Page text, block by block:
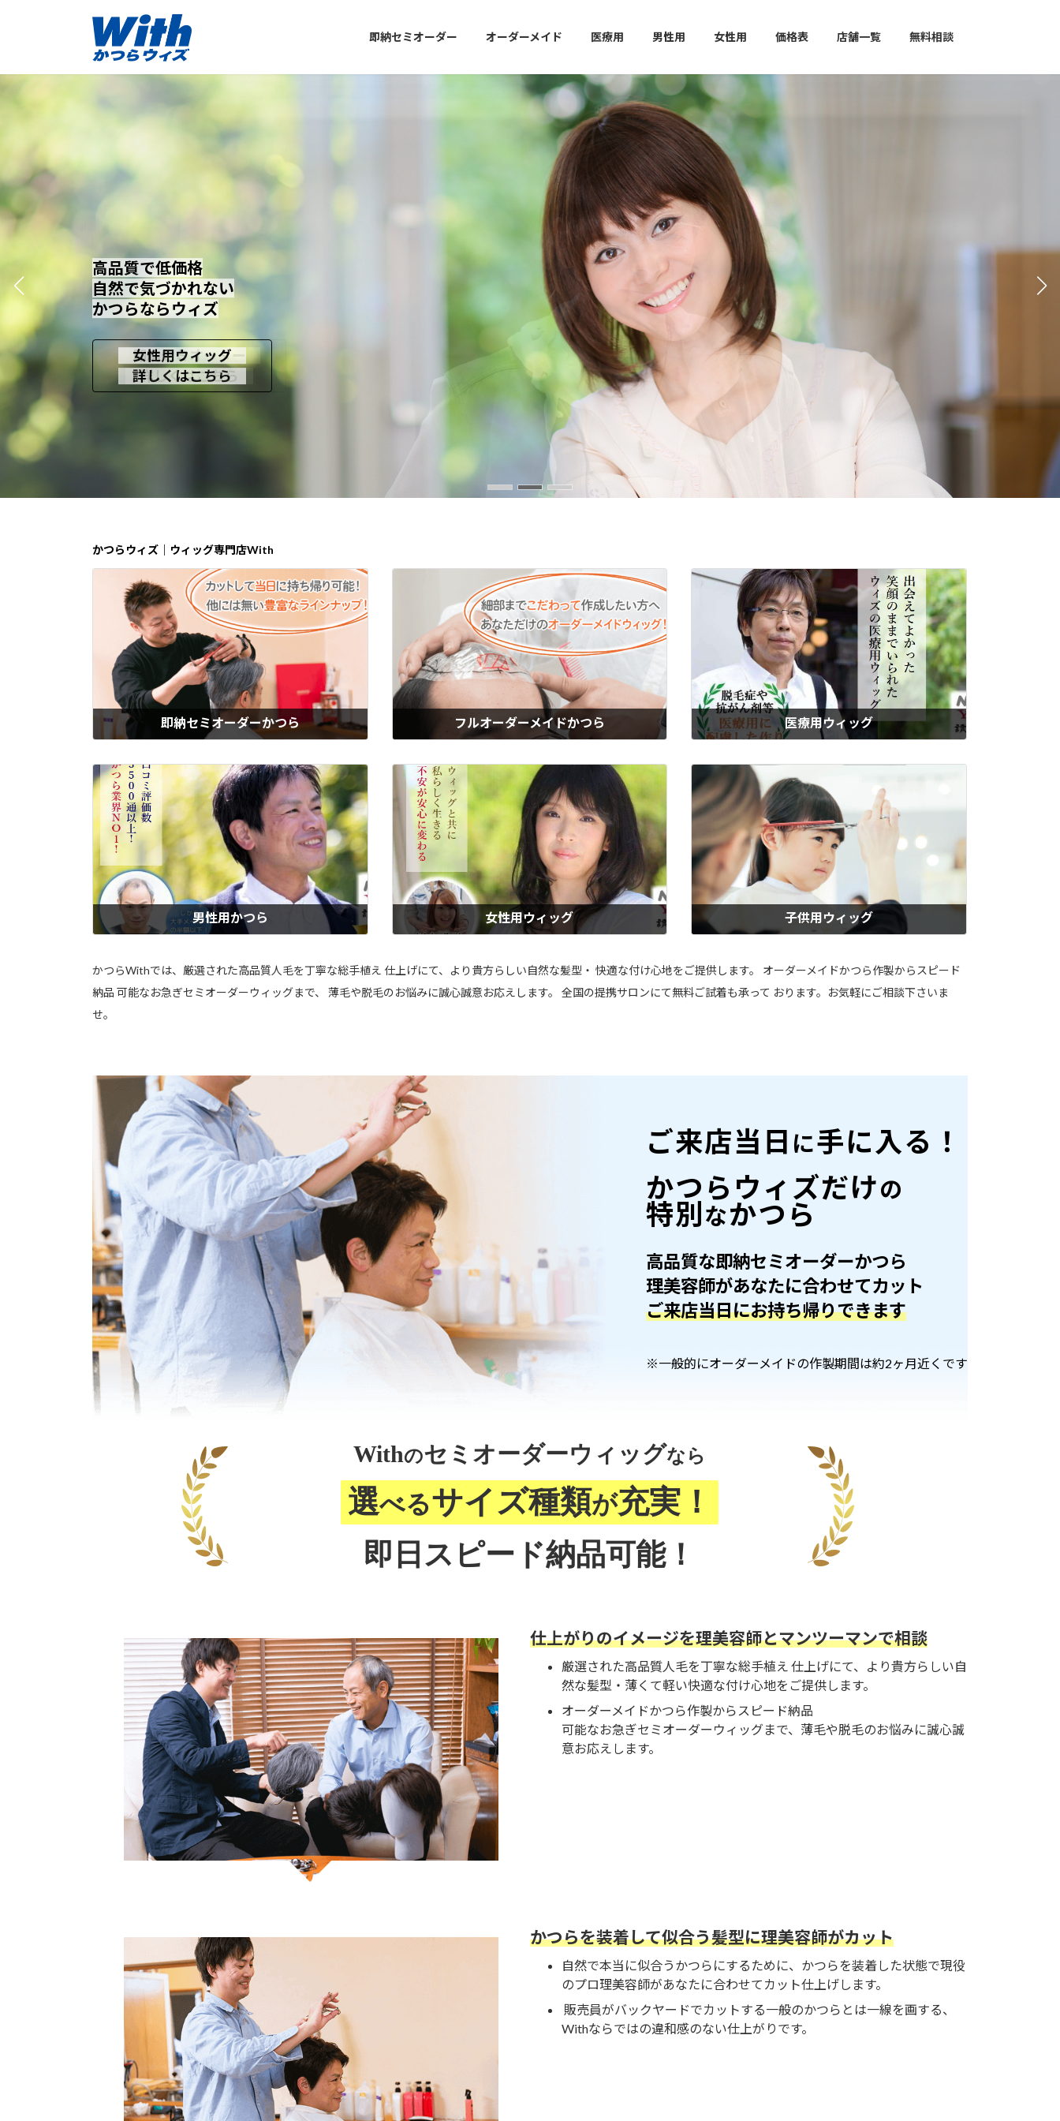
ツ
プ
シ
動
即納セミオーダー オーダーメイド 医療用 男性用 女性用 価格表 店舗一覧 無料相談
高品質で低価格
自然で気づかれない
かつらならウィズ
即納セミオーダー
詳しくはこちら
高品質で低価格
自然で気づかれない
かつらならウィズ
女性用ウィッグ
詳しくはこちら
高品質で低価格
自然で気づかれない
かつらならウィズ
男性用かつら
詳しくはこちら
かつらウィズ｜ウィッグ専門店With
即納セミオーダーかつら
ット仕上げ。他社には無い！その日にぴったり持ち帰りOK。男性用・女性
用・子供用すべて対応。すぐにかつらが必要な方に最適です。自然な白髪
タイプもご用意！
もっと見る
フルオーダーメイドかつら
価格でご好評いただいています。男性用・女性用・子供用すべて対応。製
作期間を要するので、お時間に余裕のある方や、既にかつらをお持ちの方
におすすめです。
もっと見る
医療用ウィッグ
応したウィッグです。人毛100％で自然な仕上がり。男性・女性・子供用
もご用意しています。すぐに必要な方には、即納セミオーダーで当日お持
ち帰りも可能。急な抜け毛にも安心です。
男性用かつら
再現。気になる分け目や生え際も自然に見える植毛技術を採用。軽くて快
療用にも対応し、大手メーカーの半額以下の価格でご提供。
女性用ウィッグ
りが人気、「私らしさ」を大切にしたい女性に選ばれています。医療用と
当。おすすめのレディースウィッグです。
子供用ウィッグ
心地を追求した高機能なウィッグです。明るい毎日を取り戻して欲しいと
キッズ割引き特典あり。安心をお届けします。
かつらWithでは、厳選された高品質人毛を丁寧な総手植え 仕上げにて、より貴方らしい自然な髪型・ 快適な付け心地をご提供します。 オーダーメイドかつら作製からスピード
納品 可能なお急ぎセミオーダーウィッグまで、 薄毛や脱毛のお悩みに誠心誠意お応えします。 全国の提携サロンにて無料ご試着も承って おります。お気軽にご相談下さいま
せ。
ご来店当日 に手に入る！
かつらウィズだけの
特別 なかつら
高品質な即納セミオーダーかつら
理美容師があなたに合わせてカット
ご来店当日にお持ち帰りできます
※一般的にオーダーメイドの作製期間は約2ヶ月近くです
Withのセミオーダーウィッグなら
選べるサイズ種類が充実！
即日スピード納品可能！
仕上がりのイメージを理美容師とマンツーマンで相談
厳選された高品質人毛を丁寧な総手植え 仕上げにて、より貴方らしい自
然な髪型・薄くて軽い快適な付け心地をご提供します。
オーダーメイドかつら作製からスピード納品
可能なお急ぎセミオーダーウィッグまで、薄毛や脱毛のお悩みに誠心誠
意お応えします。
かつらを装着して似合う髪型に理美容師がカット
自然で本当に似合うかつらにするために、かつらを装着した状態で現役
のプロ理美容師があなたに合わせてカット仕上げします。
販売員がバックヤードでカットする一般のかつらとは一線を画する、
Withならではの違和感のない仕上がりです。